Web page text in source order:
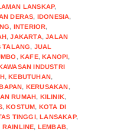
LANSKAP,
DERAS, IDONESIA,
, INTERIOR,
,JAKARTA,JALAN
TALANG, JUAL
,KAFE,KANOPI,
INDUSTRI
,KEBUTUHAN,
, KERUSAKAN,
RUMAH, KILINIK,
,KOSTUM, KOTA DI
TINGGI,LANSAKAP,
RAINLINE, LEMBAB,